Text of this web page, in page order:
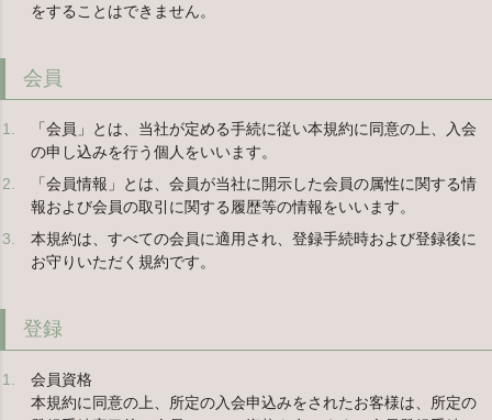
をすることはできません。
会員
「会員」とは、当社が定める手続に従い本規約に同意の上、入会
の申し込みを行う個人をいいます。
「会員情報」とは、会員が当社に開示した会員の属性に関する情
報および会員の取引に関する履歴等の情報をいいます。
本規約は、すべての会員に適用され、登録手続時および登録後に
お守りいただく規約です。
登録
会員資格
本規約に同意の上、所定の入会申込みをされたお客様は、所定の